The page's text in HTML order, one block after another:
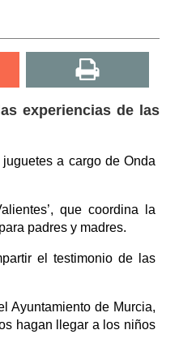
experiencias de las
a cargo de Onda
que coordina la
padres y madres.
el testimonio de las
Ayuntamiento de Murcia,
hagan llegar a los niños